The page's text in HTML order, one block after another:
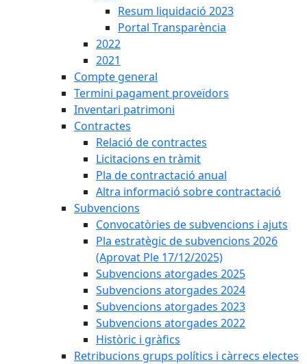
Resum liquidació 2023
Portal Transparència
2022
2021
Compte general
Termini pagament proveïdors
Inventari patrimoni
Contractes
Relació de contractes
Licitacions en tràmit
Pla de contractació anual
Altra informació sobre contractació
Subvencions
Convocatòries de subvencions i ajuts
Pla estratègic de subvencions 2026
(Aprovat Ple 17/12/2025)
Subvencions atorgades 2025
Subvencions atorgades 2024
Subvencions atorgades 2023
Subvencions atorgades 2022
Històric i gràfics
Retribucions grups polítics i càrrecs electes